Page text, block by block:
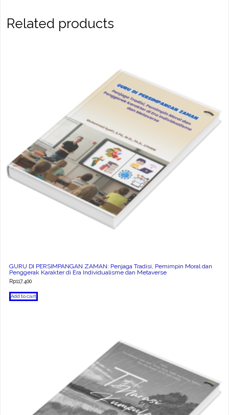
Related products
GURU DI PERSIMPANGAN ZAMAN: Penjaga Tradisi, Pemimpin Moral dan
Penggerak Karakter di Era Individualisme dan Metaverse
Rp117.400
Add to cart